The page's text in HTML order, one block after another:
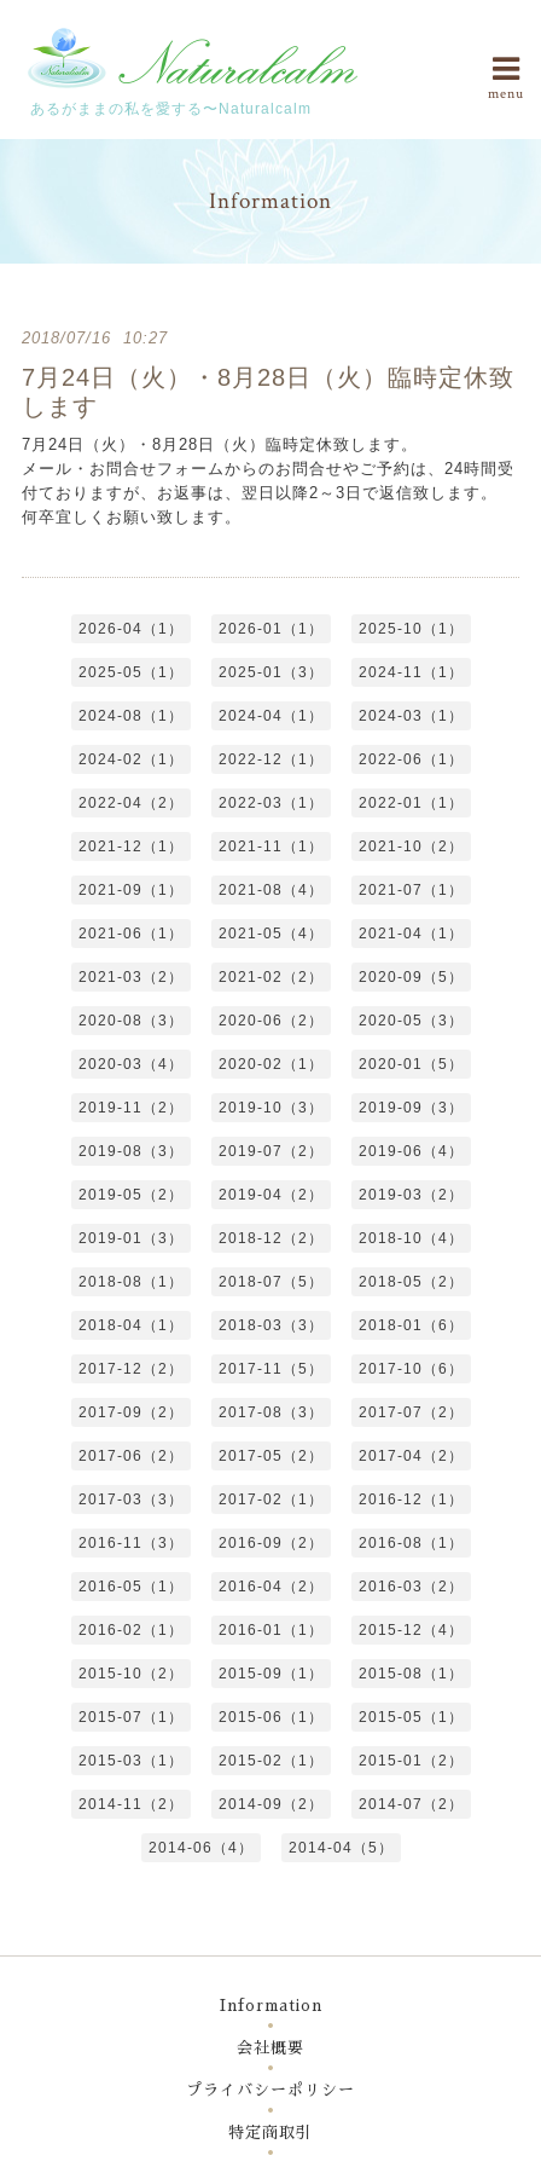
あるがままの私を愛する〜Naturalcalm
menu
Information
2018/07/16 10:27
7月24日（火）・8月28日（火）臨時定休致
します
7月24日（火）・8月28日（火）臨時定休致します。
メール・お問合せフォームからのお問合せやご予約は、24時間受
付ておりますが、お返事は、翌日以降2～3日で返信致します。
何卒宜しくお願い致します。
2026-04（1） 2026-01（1） 2025-10（1）
2025-05（1） 2025-01（3） 2024-11（1）
2024-08（1） 2024-04（1） 2024-03（1）
2024-02（1） 2022-12（1） 2022-06（1）
2022-04（2） 2022-03（1） 2022-01（1）
2021-12（1） 2021-11（1） 2021-10（2）
2021-09（1） 2021-08（4） 2021-07（1）
2021-06（1） 2021-05（4） 2021-04（1）
2021-03（2） 2021-02（2） 2020-09（5）
2020-08（3） 2020-06（2） 2020-05（3）
2020-03（4） 2020-02（1） 2020-01（5）
2019-11（2） 2019-10（3） 2019-09（3）
2019-08（3） 2019-07（2） 2019-06（4）
2019-05（2） 2019-04（2） 2019-03（2）
2019-01（3） 2018-12（2） 2018-10（4）
2018-08（1） 2018-07（5） 2018-05（2）
2018-04（1） 2018-03（3） 2018-01（6）
2017-12（2） 2017-11（5） 2017-10（6）
2017-09（2） 2017-08（3） 2017-07（2）
2017-06（2） 2017-05（2） 2017-04（2）
2017-03（3） 2017-02（1） 2016-12（1）
2016-11（3） 2016-09（2） 2016-08（1）
2016-05（1） 2016-04（2） 2016-03（2）
2016-02（1） 2016-01（1） 2015-12（4）
2015-10（2） 2015-09（1） 2015-08（1）
2015-07（1） 2015-06（1） 2015-05（1）
2015-03（1） 2015-02（1） 2015-01（2）
2014-11（2） 2014-09（2） 2014-07（2）
2014-06（4） 2014-04（5）
Information
会社概要
プライバシーポリシー
特定商取引